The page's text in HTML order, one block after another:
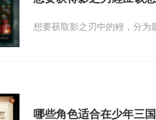
想要获取影之刃中的鲤，分为
哪些角色适合在少年三